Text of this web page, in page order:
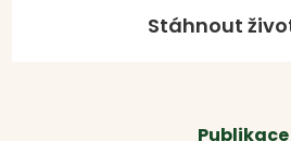
Stáhnout
Publikace